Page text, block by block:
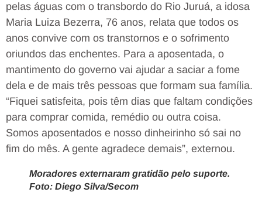
pelas águas com o transbordo do Rio Juruá, a idosa
Maria Luiza Bezerra, 76 anos, relata que todos os
anos convive com os transtornos e o sofrimento
oriundos das enchentes. Para a aposentada, o
mantimento do governo vai ajudar a saciar a fome
dela e de mais três pessoas que formam sua família.
“Fiquei satisfeita, pois têm dias que faltam condições
para comprar comida, remédio ou outra coisa.
Somos aposentados e nosso dinheirinho só sai no
fim do mês. A gente agradece demais”, externou.
Moradores externaram gratidão pelo suporte.
Foto: Diego Silva/Secom